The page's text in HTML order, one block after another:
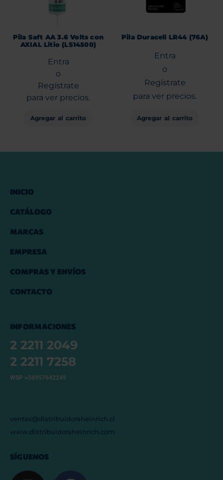
Pila Saft AA 3.6 Volts con
AXIAL Litio (LS14500)
Entra
o
Regístrate
para ver precios.
Agregar al carrito
Pila Duracell LR44 (76A)
Entra
o
Regístrate
para ver precios.
Agregar al carrito
INICIO
CATÁLOGO
MARCAS
EMPRESA
COMPRAS Y ENVÍOS
CONTACTO
INFORMACIONES
2 2211 2049
2 2211 7258
WSP +56957642249
ventas@distribuidoraheinrich.cl
www.distribuidoraheinrich.com
SÍGUENOS